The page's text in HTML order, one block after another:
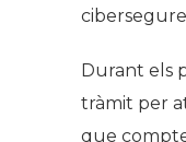
Durant els
tràmit per
que